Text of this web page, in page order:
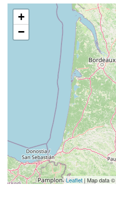
+
−
Leaflet | Map data ©